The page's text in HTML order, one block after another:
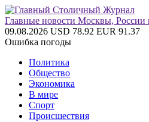
Главные новости Москвы, России
09.08.2026 USD 78.92 EUR 91.37
Ошибка погоды
Политика
Общество
Экономика
В мире
Спорт
Происшествия